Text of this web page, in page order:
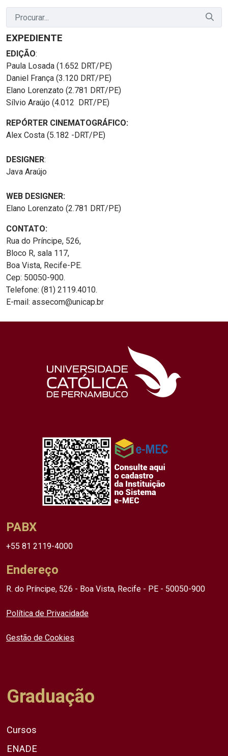
EXPEDIENTE
EDIÇÃO:
Paula Losada (1.652 DRT/PE)
Daniel França (3.120 DRT/PE)
Elano Lorenzato (2.781 DRT/PE)
Sílvio Araújo (4.012 DRT/PE)
REPÓRTER CINEMATOGRÁFICO:
Alex Costa (5.182 -DRT/PE)
DESIGNER:
Java Araújo
WEB DESIGNER:
Elano Lorenzato (2.781 DRT/PE)
CONTATO:
Rua do Príncipe, 526,
Bloco R, sala 117,
Boa Vista, Recife-PE.
Cep: 50050-900.
Telefone: (81) 2119.4010.
E-mail: assecom@unicap.br
PABX
+55 81 2119-4000
Endereço
R. do Príncipe, 526 - Boa Vista, Recife - PE - 50050-900
Política de Privacidade
Gestão de Cookies
Graduação
Cursos
ENADE